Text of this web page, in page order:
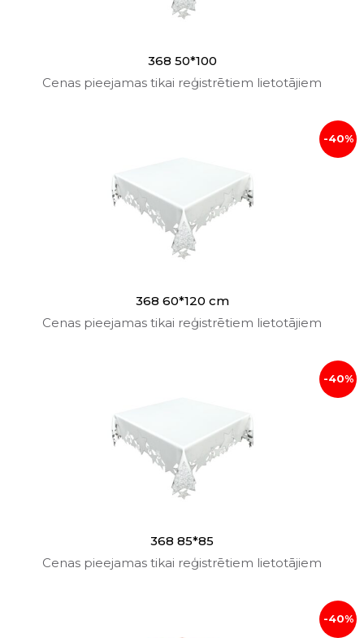
368 50*100
Cenas pieejamas tikai reģistrētiem lietotājiem
-40%
368 60*120 cm
Cenas pieejamas tikai reģistrētiem lietotājiem
-40%
368 85*85
Cenas pieejamas tikai reģistrētiem lietotājiem
-40%